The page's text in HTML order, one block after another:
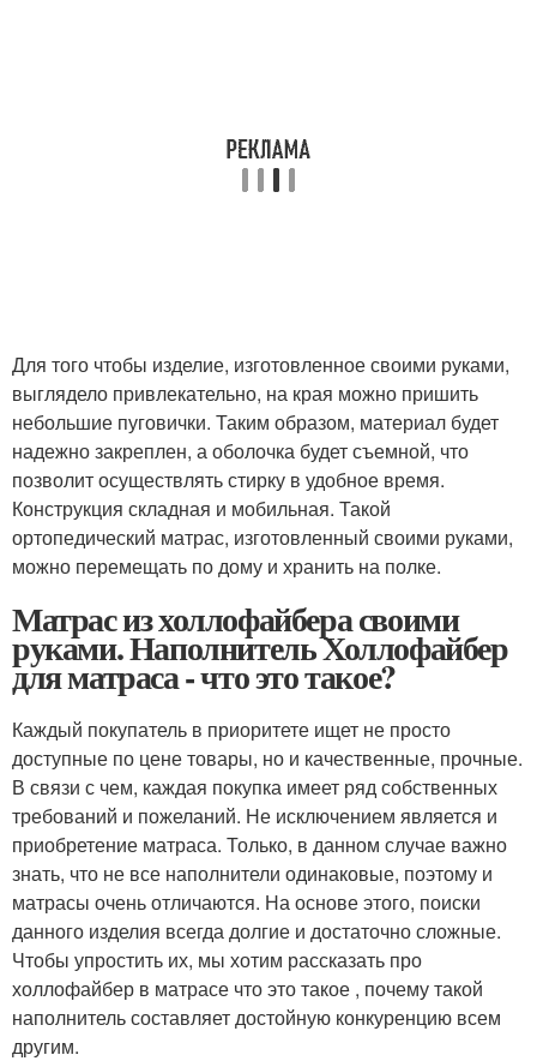
Для того чтобы изделие, изготовленное своими руками,
выглядело привлекательно, на края можно пришить
небольшие пуговички. Таким образом, материал будет
надежно закреплен, а оболочка будет съемной, что
позволит осуществлять стирку в удобное время.
Конструкция складная и мобильная. Такой
ортопедический матрас, изготовленный своими руками,
можно перемещать по дому и хранить на полке.
Матрас из холлофайбера своими
руками. Наполнитель Холлофайбер
для матраса - что это такое?
Каждый покупатель в приоритете ищет не просто
доступные по цене товары, но и качественные, прочные.
В связи с чем, каждая покупка имеет ряд собственных
требований и пожеланий. Не исключением является и
приобретение матраса. Только, в данном случае важно
знать, что не все наполнители одинаковые, поэтому и
матрасы очень отличаются. На основе этого, поиски
данного изделия всегда долгие и достаточно сложные.
Чтобы упростить их, мы хотим рассказать про
холлофайбер в матрасе что это такое , почему такой
наполнитель составляет достойную конкуренцию всем
другим.